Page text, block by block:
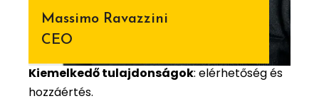
Massimo Ravazzini
CEO
Kiemelkedő tulajdonságok: elérhetőség és
hozzáértés.